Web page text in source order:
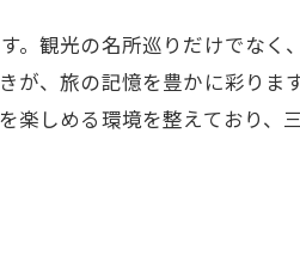
観光の名所巡りだけでな
、旅の記憶を豊かに彩り
しめる環境を整えており、